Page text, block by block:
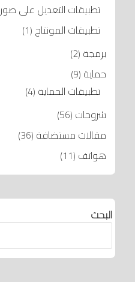
تطبيقات التعديل على صور
تطبيقات المونتاج (1)
برمجة (2)
حماية (9)
تطبيقات الحماية (4)
شروحات (56)
مقالات مستضافة (36)
هواتف (11)
البحث